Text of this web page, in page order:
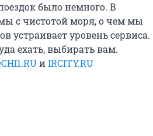
было немного. В
с чистотой моря, о чем мы
устраивает уровень сервиса.
ехать, выбирать вам.
иIRCITY.RU